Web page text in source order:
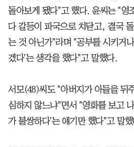
돌아보게 됐다"고 했다. 윤씨는 "영
다 갈등이 파국으로 치닫고, 결국
는 것 아닌가"라며 "공부를 시키거
겠다'는 생각을 했다"고 말했다.
서모(48)씨도 "아버지가 아들을 뒤
심하지 않느냐"면서 "영화를 보고
가 불쌍하다'는 얘기만 했다"고 말